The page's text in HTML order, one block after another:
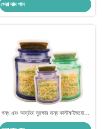
সেরা দাম পান
গন্ধ এবং আর্দ্রতা সুরক্ষার জন্য কাস্টমাইজযোগ্য
প্রি-প্রিন্ট স্ট্যান্ড আপ পকেট